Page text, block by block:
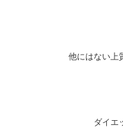
他にはない上
ダイエ